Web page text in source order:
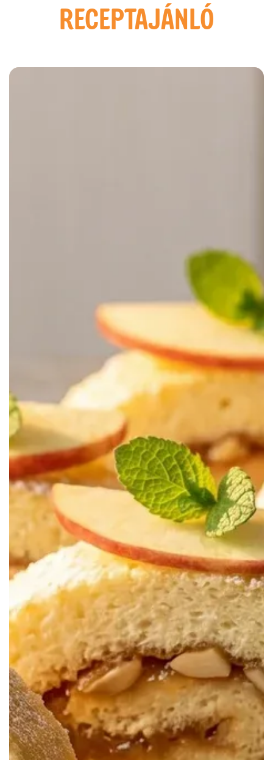
RECEPTAJÁNLÓ